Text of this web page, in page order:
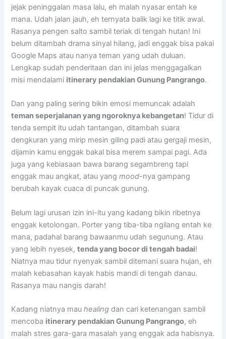
jejak peninggalan masa lalu, eh malah nyasar entah ke
mana. Udah jalan jauh, eh ternyata balik lagi ke titik awal.
Rasanya pengen salto sambil teriak di tengah hutan! Ini
belum ditambah drama sinyal hilang, jadi enggak bisa pakai
Google Maps atau nanya teman yang udah duluan.
Lengkap sudah penderitaan dan ini jelas menggagalkan
misi mendalami itinerary pendakian Gunung Pangrango.
Dan yang paling sering bikin emosi memuncak adalah
teman seperjalanan yang ngoroknya kebangetan! Tidur di
tenda sempit itu udah tantangan, ditambah suara
dengkuran yang mirip mesin giling padi atau gergaji mesin,
dijamin kamu enggak bakal bisa merem sampai pagi. Ada
juga yang kebiasaan bawa barang segambreng tapi
enggak mau angkat, atau yangmood-nya gampang
berubah kayak cuaca di puncak gunung.
Belum lagi urusan izin ini-itu yang kadang bikin ribetnya
enggak ketolongan. Porter yang tiba-tiba ngilang entah ke
mana, padahal barang bawaanmu udah segunung. Atau
yang lebih nyesek,tenda yang bocor di tengah badai!
Niatnya mau tidur nyenyak sambil ditemani suara hujan, eh
malah kebasahan kayak habis mandi di tengah danau.
Rasanya mau nangis darah!
Kadang niatnya mauhealing dan cari ketenangan sambil
mencoba itinerary pendakian Gunung Pangrango, eh
malah stres gara-gara masalah yang enggak ada habisnya.